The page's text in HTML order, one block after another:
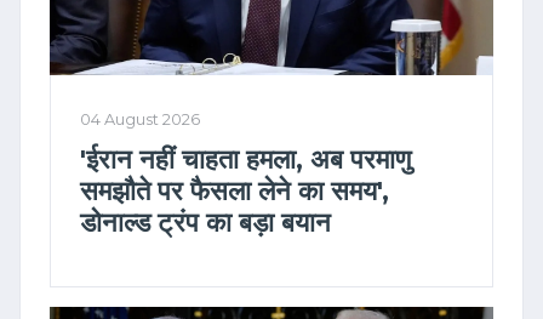
04 August 2026
'ईरान नहीं चाहता हमला, अब परमाणु
समझौते पर फैसला लेने का समय',
डोनाल्ड ट्रंप का बड़ा बयान